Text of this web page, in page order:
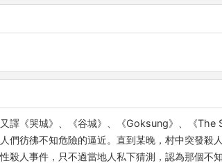
譯《哭城》、《谷城》、《Goksung》、《
們彷彿不知危險的逼近。直到某晚，村中突發殺
殺人事件，只不過當地人私下猜測，認為那個